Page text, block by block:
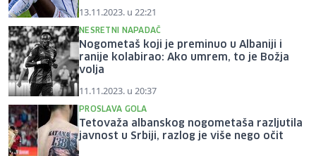
13.11.2023. u 22:21
NESRETNI NAPADAČ
Nogometaš koji je preminuo u Albaniji i
ranije kolabirao: Ako umrem, to je Božja
volja
11.11.2023. u 20:37
PROSLAVA GOLA
Tetovaža albanskog nogometaša razljutila
javnost u Srbiji, razlog je više nego očit